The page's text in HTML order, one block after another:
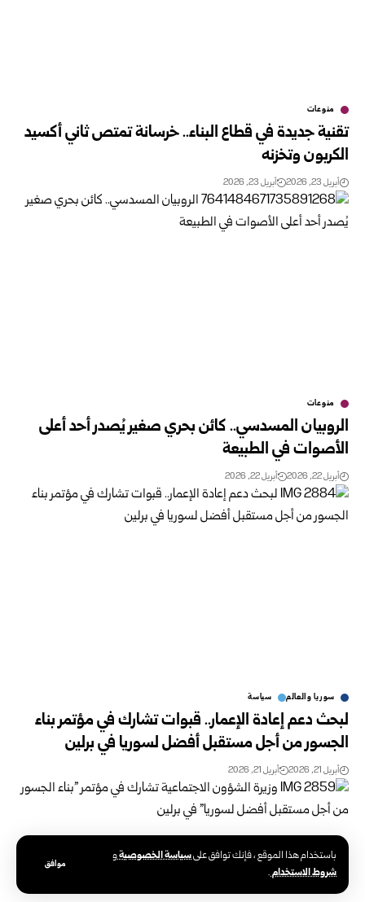
باستخدام هذا الموقع ، فإنك توافق علىسياسة الخصوصيةو
شروط الاستخدام.
موافق
منوعات
تقنية جديدة في قطاع البناء.. خرسانة تمتص ثاني أكسيد
الكربون وتخزنه
أبريل 23, 2026 أبريل 23, 2026
منوعات
الروبيان المسدسي.. كائن بحري صغير يُصدر أحد أعلى
الأصوات في الطبيعة
أبريل 22, 2026 أبريل 22, 2026
سوريا والعالم سياسة
لبحث دعم إعادة الإعمار.. قبوات تشارك في مؤتمر بناء
الجسور من أجل مستقبل أفضل لسوريا في برلين
أبريل 21, 2026 أبريل 21, 2026